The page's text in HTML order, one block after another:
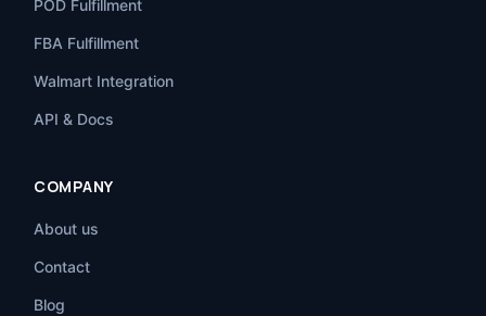
POD Fulfillment
FBA Fulfillment
Walmart Integration
API & Docs
COMPANY
About us
Contact
Blog